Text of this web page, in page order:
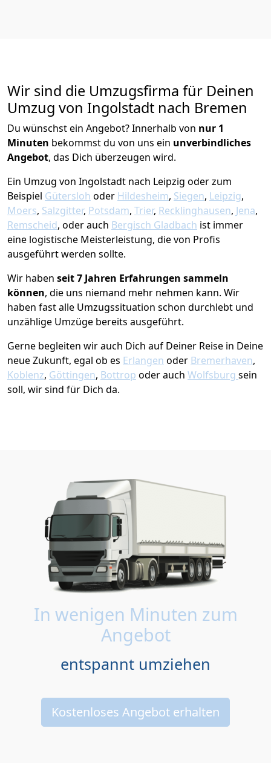
Wir sind die Umzugsfirma für Deinen
Umzug von Ingolstadt nach Bremen
Du wünschst ein Angebot? Innerhalb von nur 1
Minuten bekommst du von uns ein unverbindliches
Angebot, das Dich überzeugen wird.
Ein Umzug von Ingolstadt nach Leipzig oder zum
Beispiel Gütersloh oder Hildesheim, Siegen, Leipzig,
Moers, Salzgitter, Potsdam, Trier, Recklinghausen, Jena,
Remscheid, oder auch Bergisch Gladbach ist immer
eine logistische Meisterleistung, die von Profis
ausgeführt werden sollte.
Wir haben seit7 Jahren Erfahrungen sammeln
können, die uns niemand mehr nehmen kann. Wir
haben fast alle Umzugssituation schon durchlebt und
unzählige Umzüge bereits ausgeführt.
Gerne begleiten wir auch Dich auf Deiner Reise in Deine
neue Zukunft, egal ob es Erlangen oder Bremer­haven,
Koblenz, Göttingen, Bottrop oder auch Wolfsburg sein
soll, wir sind für Dich da.
In wenigen Minuten zum
Angebot
entspannt umziehen
Kostenloses Angebot erhalten